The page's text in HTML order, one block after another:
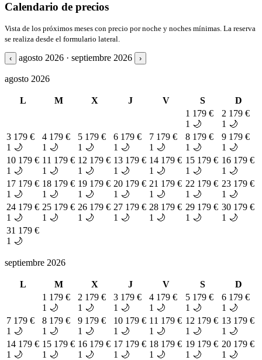
Calendario de precios
Vista de los próximos meses con precio por noche y noches mínimas. La reserva
se realiza desde el formulario lateral.
‹ agosto 2026 · septiembre 2026 ›
agosto 2026
L M X J V S
D
1 179 €
1 🌙
2 179 €
1 🌙
3 179 €
1 🌙
4 179 €
1 🌙
5 179 €
1 🌙
6 179 €
1 🌙
7 179 €
1 🌙
8 179 €
1 🌙
9 179 €
1 🌙
10 179 €
1 🌙
11 179 €
1 🌙
12 179 €
1 🌙
13 179 €
1 🌙
14 179 €
1 🌙
15 179 €
1 🌙
16 179 €
1 🌙
17 179 €
1 🌙
18 179 €
1 🌙
19 179 €
1 🌙
20 179 €
1 🌙
21 179 €
1 🌙
22 179 €
1 🌙
23 179 €
1 🌙
24 179 €
1 🌙
25 179 €
1 🌙
26 179 €
1 🌙
27 179 €
1 🌙
28 179 €
1 🌙
29 179 €
1 🌙
30 179 €
1 🌙
31 179 €
1 🌙
septiembre 2026
L M X J V S
D
1 179 €
1 🌙
2 179 €
1 🌙
3 179 €
1 🌙
4 179 €
1 🌙
5 179 €
1 🌙
6 179 €
1 🌙
7 179 €
1 🌙
8 179 €
1 🌙
9 179 €
1 🌙
10 179 €
1 🌙
11 179 €
1 🌙
12 179 €
1 🌙
13 179 €
1 🌙
14 179 €
1 🌙
15 179 €
1 🌙
16 179 €
1 🌙
17 179 €
1 🌙
18 179 €
1 🌙
19 179 €
1 🌙
20 179 €
1 🌙